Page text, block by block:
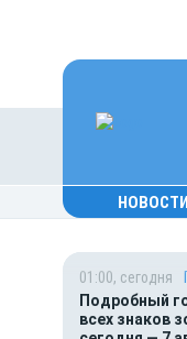
НОВОСТИ
01:00, сегодня
Подробный
всех знаков